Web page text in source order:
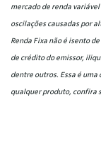
mercado de renda
oscilações causadas por
Renda Fixa não é isento
de crédito do emissor,
dentre outros. Essa é
qualquer produto, confira